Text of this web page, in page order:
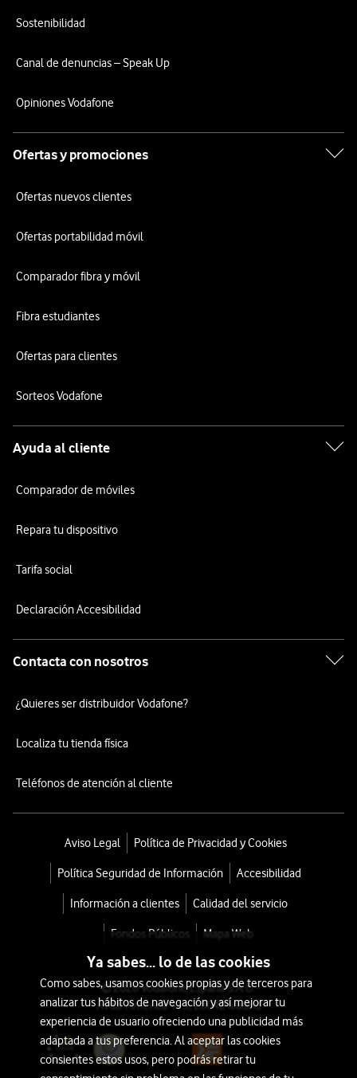
Sostenibilidad
Canal de denuncias – Speak Up
Opiniones Vodafone
Ofertas y promociones
Ofertas nuevos clientes
Ofertas portabilidad móvil
Comparador fibra y móvil
Fibra estudiantes
Ofertas para clientes
Sorteos Vodafone
Ayuda al cliente
Comparador de móviles
Repara tu dispositivo
Tarifa social
Declaración Accesibilidad
Contacta con nosotros
¿Quieres ser distribuidor Vodafone?
Localiza tu tienda física
Teléfonos de atención al cliente
Aviso Legal Política de Privacidad y Cookies
Política Seguridad de Información Accesibilidad
Información a clientes Calidad del servicio
Fondos Públicos Mapa Web
© 2026 Vodafone España S.A.U.
Avda. América 115, 28042 Madrid
Ya sabes... lo de las cookies
Como sabes, usamos cookies propias y de terceros para
analizar tus hábitos de navegación y así mejorar tu
experiencia de usuario ofreciendo una publicidad más
adaptada a tus preferencia. Al aceptar las cookies
consientes estos usos, pero podrás retirar tu